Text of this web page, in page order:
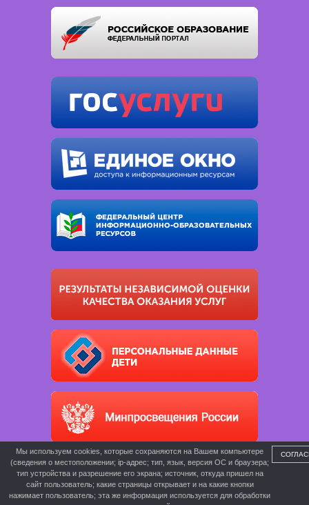
Мы используем cookies, которые сохраняются на Вашем компьютере
(сведения о местоположении; ip-адрес; тип, язык, версия ОС и браузера;
тип устройства и разрешение его экрана; источник, откуда пришел на
сайт пользователь; какие страницы открывает и на какие кнопки
нажимает пользователь; эта же информация используется для обработки